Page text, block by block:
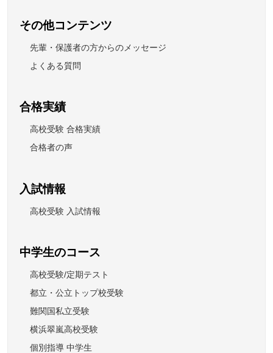
その他コンテンツ
先輩・保護者の方からのメッセージ
よくある質問
合格実績
高校受験 合格実績
合格者の声
入試情報
高校受験 入試情報
中学生のコース
高校受験/定期テスト
都立・公立トップ校受験
難関国私立受験
横浜翠嵐高校受験
個別指導 中学生